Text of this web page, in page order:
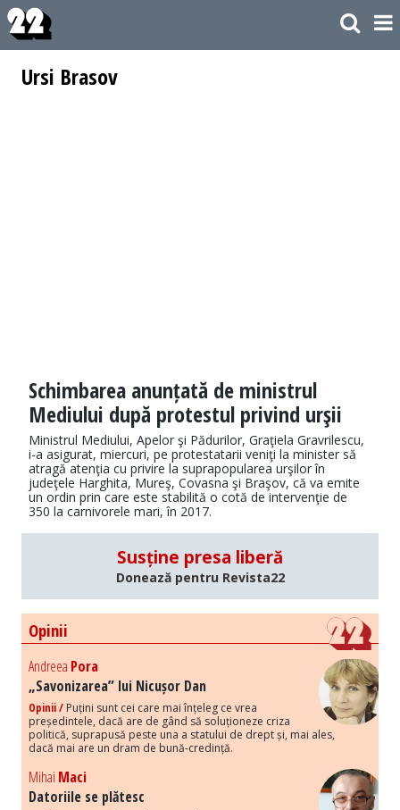
Ursi Brasov
Schimbarea anunțată de ministrul
Mediului după protestul privind urşii
Ministrul Mediului, Apelor şi Pădurilor, Graţiela Gravrilescu,
i-a asigurat, miercuri, pe protestatarii veniţi la minister să
atragă atenţia cu privire la suprapopularea urşilor în
judeţele Harghita, Mureş, Covasna şi Braşov, că va emite
un ordin prin care este stabilită o cotă de intervenţie de
350 la carnivorele mari, în 2017.
Susține presa liberă
Donează pentru Revista22
Opinii
Andreea Pora
„Savonizarea” lui Nicușor Dan
Opinii / Puțini sunt cei care mai înțeleg ce vrea
președintele, dacă are de gând să soluționeze criza
politică, suprapusă peste una a statului de drept și, mai ales,
dacă mai are un dram de bună-credință.
Mihai Maci
Datoriile se plătesc